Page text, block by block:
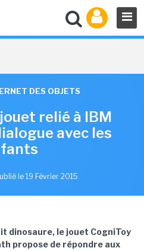
DES OBJETS
relié à IBM
avec les
le 19 Février 2015
dinosaure, le jouet CogniToy
propose de répondre aux